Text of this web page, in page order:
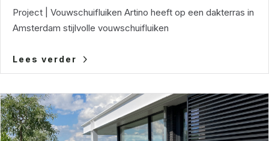
Project | Vouwschuifluiken Artino heeft op een dakterras in
Amsterdam stijlvolle vouwschuifluiken
Lees verder